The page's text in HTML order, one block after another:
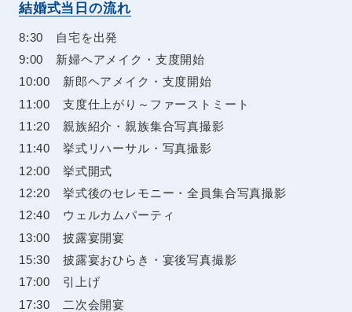
結婚式当日の流れ
8:30 自宅を出発
9:00 新婦ヘアメイク・支度開始
10:00 新郎ヘアメイク・支度開始
11:00 支度仕上がり～ファーストミート
11:20 親族紹介・親族集合写真撮影
11:40 挙式リハーサル・写真撮影
12:00 挙式開式
12:20 挙式後のセレモニー・全員集合写真撮影
12:40 ウェルカムパーティ
13:00 披露宴開宴
15:30 披露宴おひらき・宴後写真撮影
17:00 引上げ
17:30 二次会開宴